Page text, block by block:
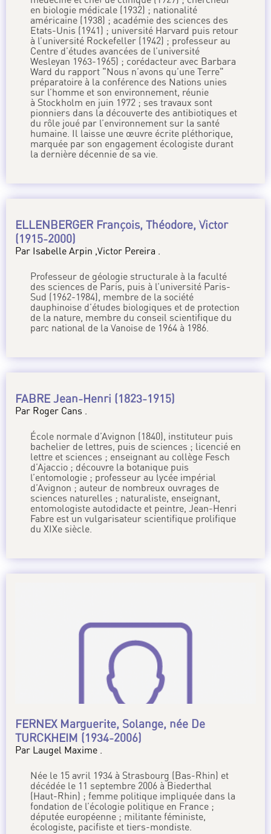
en biologie médicale (1932) ; nationalité
américaine (1938) ; académie des sciences des
Etats-Unis (1941) ; université Harvard puis retour
à l’université Rockefeller (1942) ; professeur au
Centre d’études avancées de l’université
Wesleyan 1963-1965) ; corédacteur avec Barbara
Ward du rapport "Nous n’avons qu’une Terre"
préparatoire à la conférence des Nations unies
sur l’homme et son environnement, réunie
à Stockholm en juin 1972 ; ses travaux sont
pionniers dans la découverte des antibiotiques et
du rôle joué par l’environnement sur la santé
humaine. Il laisse une œuvre écrite pléthorique,
marquée par son engagement écologiste durant
la dernière décennie de sa vie.
ELLENBERGER François, Théodore, Victor
(1915-2000)
Par Isabelle Arpin ,Victor Pereira .
Professeur de géologie structurale à la faculté
des sciences de Paris, puis à l’université Paris-
Sud (1962-1984), membre de la société
dauphinoise d’études biologiques et de protection
de la nature, membre du conseil scientifique du
parc national de la Vanoise de 1964 à 1986.
FABRE Jean-Henri (1823-1915)
Par Roger Cans .
École normale d’Avignon (1840), instituteur puis
bachelier de lettres, puis de sciences ; licencié en
lettre et sciences ; enseignant au collège Fesch
d’Ajaccio ; découvre la botanique puis
l’entomologie ; professeur au lycée impérial
d’Avignon ; auteur de nombreux ouvrages de
sciences naturelles ; naturaliste, enseignant,
entomologiste autodidacte et peintre, Jean-Henri
Fabre est un vulgarisateur scientifique prolifique
du XIXe siècle.
FERNEX Marguerite, Solange, née De
TURCKHEIM (1934-2006)
Par Laugel Maxime .
Née le 15 avril 1934 à Strasbourg (Bas-Rhin) et
décédée le 11 septembre 2006 à Biederthal
(Haut-Rhin) ; femme politique impliquée dans la
fondation de l’écologie politique en France ;
députée européenne ; militante féministe,
écologiste, pacifiste et tiers-mondiste.